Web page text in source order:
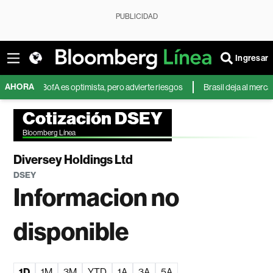
PUBLICIDAD
Ingresar
AHORA
BofA es optimista, pero advierte riesgos Brasil deja al mercado
Cotización DSEY
Bloomberg Línea
Diversey Holdings Ltd
DSEY
Informacion no
disponible